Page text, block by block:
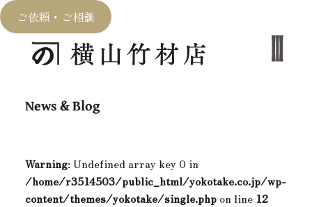
ご依頼・ご相談
News & Blog
Warning: Undefined array key 0 in
/home/r3514503/public_html/yokotake.co.jp/wp-
content/themes/yokotake/single.phpon line 12